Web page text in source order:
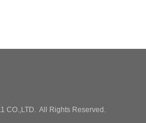
CO.,LTD. All Rights Reserved.